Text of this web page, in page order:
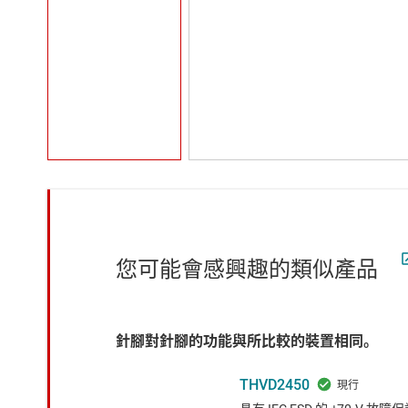
您可能會感興趣的類似產品
針腳對針腳的功能與所比較的裝置相同。
THVD2450